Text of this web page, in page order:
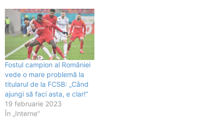
Fostul campion al României
vede o mare problemă la
titularul de la FCSB: „Când
ajungi să faci asta, e clar!”
19 februarie 2023
În „Interne”